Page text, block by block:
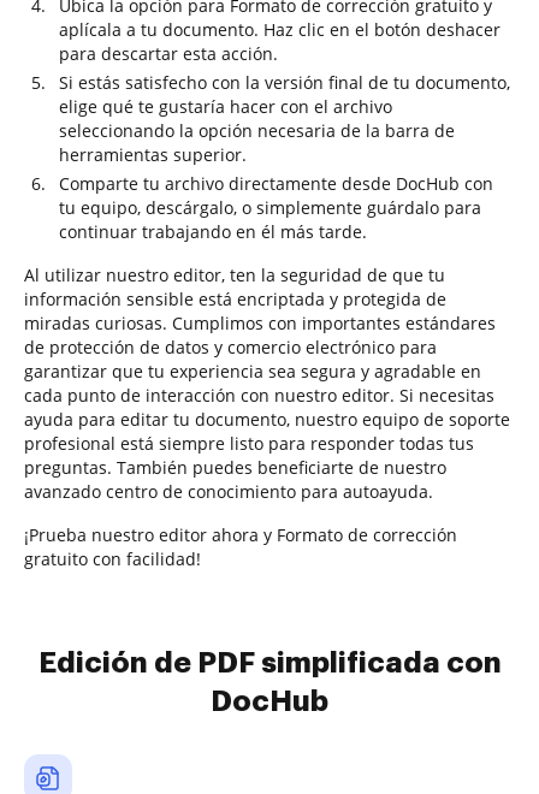
Ubica la opción para Formato de corrección gratuito y
aplícala a tu documento. Haz clic en el botón deshacer
para descartar esta acción.
Si estás satisfecho con la versión final de tu documento,
elige qué te gustaría hacer con el archivo
seleccionando la opción necesaria de la barra de
herramientas superior.
Comparte tu archivo directamente desde DocHub con
tu equipo, descárgalo, o simplemente guárdalo para
continuar trabajando en él más tarde.
Al utilizar nuestro editor, ten la seguridad de que tu
información sensible está encriptada y protegida de
miradas curiosas. Cumplimos con importantes estándares
de protección de datos y comercio electrónico para
garantizar que tu experiencia sea segura y agradable en
cada punto de interacción con nuestro editor. Si necesitas
ayuda para editar tu documento, nuestro equipo de soporte
profesional está siempre listo para responder todas tus
preguntas. También puedes beneficiarte de nuestro
avanzado centro de conocimiento para autoayuda.
¡Prueba nuestro editor ahora y Formato de corrección
gratuito con facilidad!
Edición de PDF simplificada con
DocHub